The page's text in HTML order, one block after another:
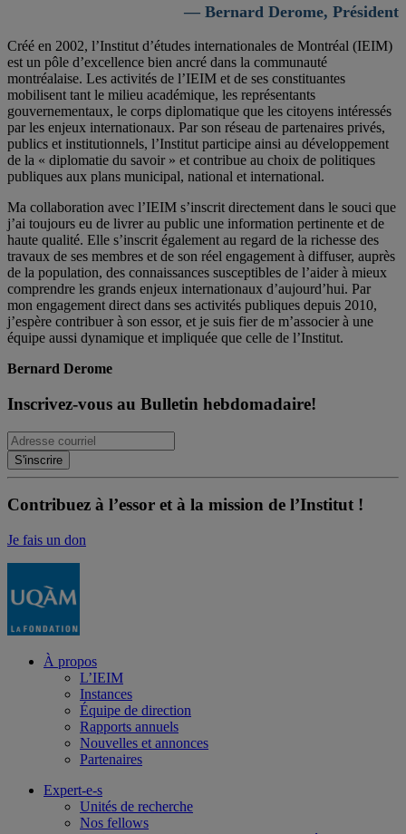
— Bernard Derome, Président
Créé en 2002, l’Institut d’études internationales de Montréal (IEIM)
est un pôle d’excellence bien ancré dans la communauté
montréalaise. Les activités de l’IEIM et de ses constituantes
mobilisent tant le milieu académique, les représentants
gouvernementaux, le corps diplomatique que les citoyens intéressés
par les enjeux internationaux. Par son réseau de partenaires privés,
publics et institutionnels, l’Institut participe ainsi au développement
de la « diplomatie du savoir » et contribue au choix de politiques
publiques aux plans municipal, national et international.
Ma collaboration avec l’IEIM s’inscrit directement dans le souci que
j’ai toujours eu de livrer au public une information pertinente et de
haute qualité. Elle s’inscrit également au regard de la richesse des
travaux de ses membres et de son réel engagement à diffuser, auprès
de la population, des connaissances susceptibles de l’aider à mieux
comprendre les grands enjeux internationaux d’aujourd’hui. Par
mon engagement direct dans ses activités publiques depuis 2010,
j’espère contribuer à son essor, et je suis fier de m’associer à une
équipe aussi dynamique et impliquée que celle de l’Institut.
Bernard Derome
Inscrivez-vous au Bulletin hebdomadaire!
Contribuez à l’essor et à la mission de l’Institut !
Je fais un don
À propos
L’IEIM
Instances
Équipe de direction
Rapports annuels
Nouvelles et annonces
Partenaires
Expert-e-s
Unités de recherche
Nos fellows